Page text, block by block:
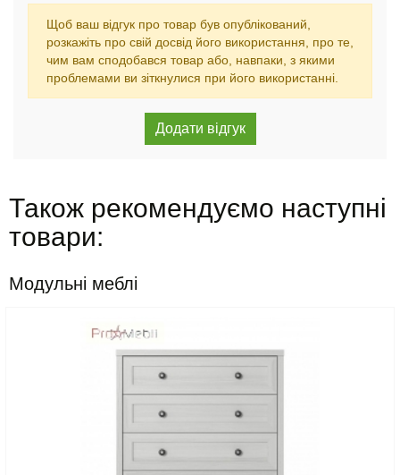
Щоб ваш відгук про товар був опублікований,
розкажіть про свій досвід його використання, про те,
чим вам сподобався товар або, навпаки, з якими
проблемами ви зіткнулися при його використанні.
Також рекомендуємо наступні
товари:
Модульні меблі